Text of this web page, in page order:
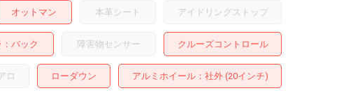
オットマン 本革シート アイドリングストップ
バック 障害物センサー クルーズコントロール
ロ ローダウン アルミホイール：社外 (20インチ)